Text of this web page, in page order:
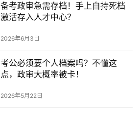
备考政审急需存档！手上自持死档
激活存入人才中心？
2026年6月3日
考公必须要个人档案吗？不懂这
点，政审大概率被卡！
2026年5月22日